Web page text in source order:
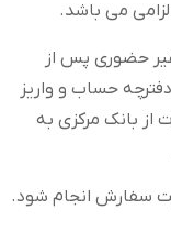
می باشد.
حضوری پس از
دفترچه حساب و واریز
از بانک مرکزی به